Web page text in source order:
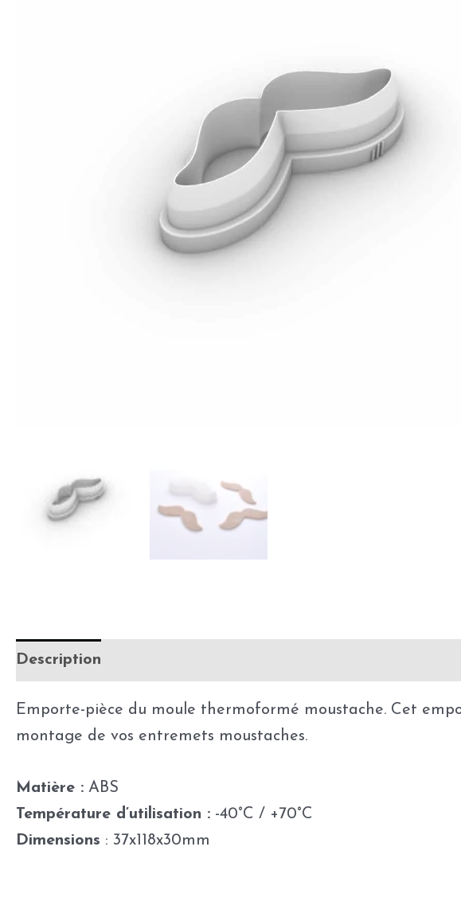
Description
Emporte-pièce du moule thermoformé moustache. Cet
montage de vos entremets moustaches.
Matière : ABS
Température d’utilisation : -40°C / +70°C
Dimensions : 37x118x30mm